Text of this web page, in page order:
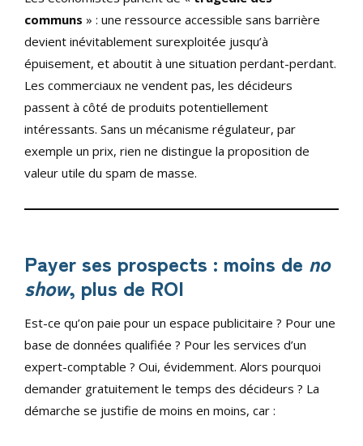
communs » : une ressource accessible sans barrière
devient inévitablement surexploitée jusqu’à
épuisement, et aboutit à une situation perdant-perdant.
Les commerciaux ne vendent pas, les décideurs
passent à côté de produits potentiellement
intéressants. Sans un mécanisme régulateur, par
exemple un prix, rien ne distingue la proposition de
valeur utile du spam de masse.
Payer ses prospects : moins de no
show, plus de ROI
Est-ce qu’on paie pour un espace publicitaire ? Pour une
base de données qualifiée ? Pour les services d’un
expert-comptable ? Oui, évidemment. Alors pourquoi
demander gratuitement le temps des décideurs ? La
démarche se justifie de moins en moins, car :